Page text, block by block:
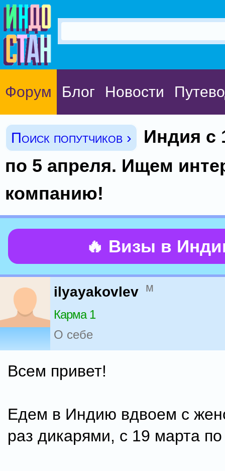
Форум Блог Новости
Поиск попутчиков ›
Индия с
по 5 апреля. Ищем
компанию!
🔥 Визы в
ilyayakovlev м
Карма 1
О себе
Всем привет!
Едем в Индию вдвоем с
раз дикарями, с 19 марта